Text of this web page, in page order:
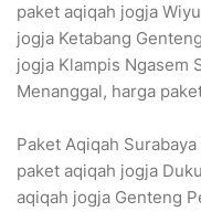
paket aqiqah jogja
jogja Ketabang
jogja Klampis Ngasem
Menanggal, harga
Paket Aqiqah
paket aqiqah jogja
aqiqah jogja Genteng